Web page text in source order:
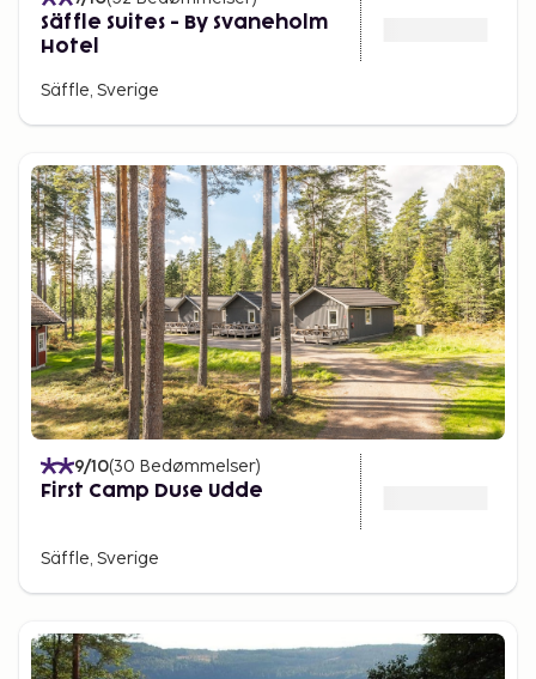
Säffle Suites - By Svaneholm
Hotel
Säffle, Sverige
9/10(30 Bedømmelser)
First Camp Duse Udde
Säffle, Sverige